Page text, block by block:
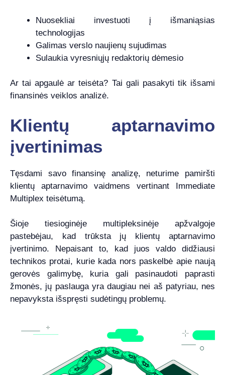
Nuosekliai investuoti į išmaniąsias
technologijas
Galimas verslo naujienų sujudimas
Sulaukia vyresniųjų redaktorių dėmesio
Ar tai apgaulė ar teisėta? Tai gali pasakyti tik išsami
finansinės veiklos analizė.
Klientų aptarnavimo
įvertinimas
Tęsdami savo finansinę analizę, neturime pamiršti
klientų aptarnavimo vaidmens vertinant Immediate
Multiplex teisėtumą.
Šioje tiesioginėje multipleksinėje apžvalgoje
pastebėjau, kad trūksta jų klientų aptarnavimo
įvertinimo. Nepaisant to, kad juos valdo didžiausi
technikos protai, kurie kada nors paskelbė apie naują
gerovės galimybę, kuria gali pasinaudoti paprasti
žmonės, jų paslauga yra daugiau nei aš patyriau, nes
nepavyksta išspręsti sudėtingų problemų.